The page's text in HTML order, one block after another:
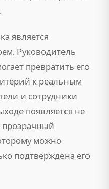
является
Руководитель
превратить его
к реальным
и сотрудники
появляется не
прозрачный
можно
подтверждена его